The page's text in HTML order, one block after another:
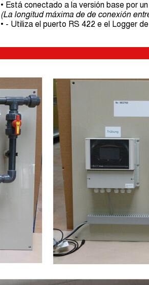
• Está conectado a la versión base por
(La longitud máxima de de conexión
• - Utiliza el puerto RS 422 e el Logger